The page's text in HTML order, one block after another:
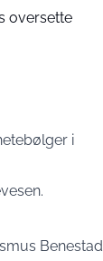
oversette
i
Benestad